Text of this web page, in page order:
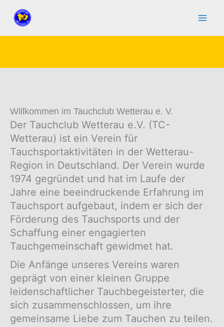
Inhalt
Willkommen im Tauchclub Wetterau e. V.
Der Tauchclub Wetterau e.V. (TC-
Wetterau) ist ein Verein für
Tauchsportaktivitäten in der Wetterau-
Region in Deutschland. Der Verein wurde
1974 gegründet und hat im Laufe der
Jahre eine beeindruckende Erfahrung im
Tauchsport aufgebaut, indem er sich der
Förderung des Tauchsports und der
Schaffung einer engagierten
Tauchgemeinschaft gewidmet hat.
Die Anfänge unseres Vereins waren
geprägt von einer kleinen Gruppe
leidenschaftlicher Tauchbegeisterter, die
sich zusammenschlossen, um ihre
gemeinsame Liebe zum Tauchen zu teilen.